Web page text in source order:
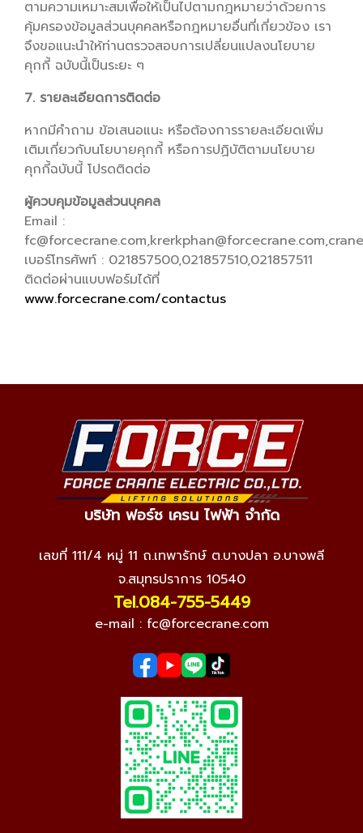
ตามความเหมาะสมเพื่อให้เป็นไปตามกฎหมายว่าด้วยการ
คุ้มครองข้อมูลส่วนบุคคลหรือกฎหมายอื่นที่เกี่ยวข้อง เรา
จึงขอแนะนำให้ท่านตรวจสอบการเปลี่ยนแปลงนโยบาย
คุกกี้ ฉบับนี้เป็นระยะ ๆ
7. รายละเอียดการติดต่อ
หากมีคำถาม ข้อเสนอแนะ หรือต้องการรายละเอียดเพิ่ม
เติมเกี่ยวกับนโยบายคุกกี้ หรือการปฏิบัติตามนโยบาย
คุกกี้ฉบับนี้ โปรดติดต่อ
ผู้ควบคุมข้อมูลส่วนบุคคล
Email :
เบอร์โทรศัพท์ : 021857500,021857510,021857511
ติดต่อผ่านแบบฟอร์มได้ที่
www.forcecrane.com/contactus
บริษัท ฟอร์ช เครน ไฟฟ้า จำกัด
เลขที่ 111/4 หมู่ 11 ถ.เทพารักษ์ ต.บางปลา อ.บางพลี
จ.สมุทรปราการ 10540
Tel.084-755-5449
e-mail : fc@forcecrane.com